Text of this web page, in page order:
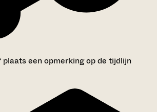
plaats een opmerking op de tijdlijn